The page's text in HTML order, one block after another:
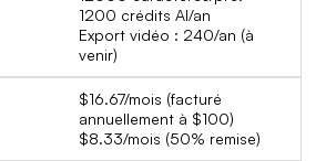
1200 crédits AI/an
Export vidéo : 240/an (à
venir)
$16.67/mois (facturé
annuellement à $100)
$8.33/mois (50% remise)